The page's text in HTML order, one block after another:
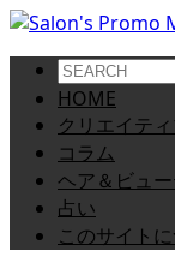
HOME
クリエイテ
コラム
ヘア＆ビュ
占い
このサイト